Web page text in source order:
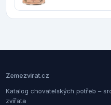
Zemezvirat.cz
Katalog chovatelských potřeb –
zvířata